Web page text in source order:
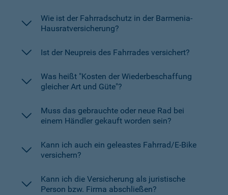
Wie ist der Fahrradschutz in der Barmenia-
Hausratversicherung?
Ist der Neupreis des Fahrrades versichert?
Was heißt "Kosten der Wiederbeschaffung
gleicher Art und Güte"?
Muss das gebrauchte oder neue Rad bei
einem Händler gekauft worden sein?
Kann ich auch ein geleastes Fahrrad/E-Bike
versichern?
Kann ich die Versicherung als juristische
Person bzw. Firma abschließen?